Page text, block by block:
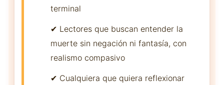
terminal
✔ Lectores que buscan entender la
muerte sin negación ni fantasía, con
realismo compasivo
✔ Cualquiera que quiera reflexionar